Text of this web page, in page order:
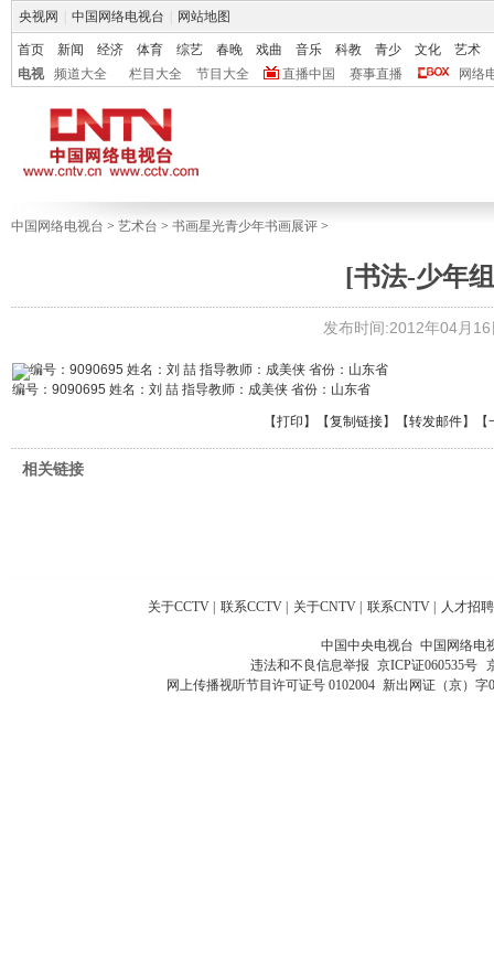
央视网 中国网络电视台 网站地图
首页 新闻 经济 体育 综艺 春晚 戏曲 音乐 科教 青少 文化
艺术
电视
频道大全 栏目大全 节目大全 直播中国 赛事直播 网络
中国网络电视台 > 艺术台 > 书画星光青少年书画展评 >
[书法-少年
发布时间:2012年04月
编号：9090695 姓名：刘 喆 指导教师：成美侠 省份：山东省
【打印 】【复制链接】【转发邮件】
相关链接
关于CCTV 联系CCTV 关于CNTV 联系CNTV 人才招聘
中国中央电视台 中国网络电
违法和不良信息举报 京ICP证060535号
网上传播视听节目许可证号 0102004 新出网证（京）